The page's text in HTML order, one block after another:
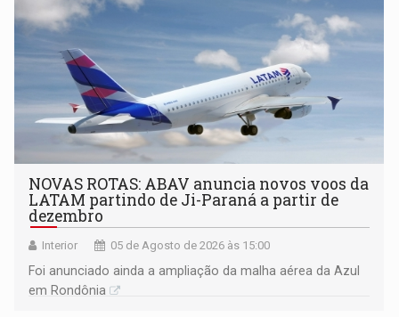
NOVAS ROTAS: ABAV anuncia novos voos da
LATAM partindo de Ji-Paraná a partir de
dezembro
Interior 05 de Agosto de 2026 às 15:00
Foi anunciado ainda a ampliação da malha aérea da Azul
em Rondônia